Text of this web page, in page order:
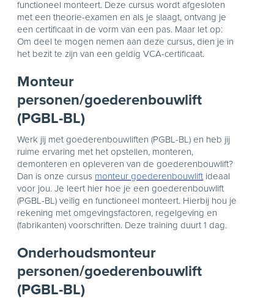
functioneel monteert. Deze cursus wordt afgesloten
met een theorie-examen en als je slaagt, ontvang je
een certificaat in de vorm van een pas. Maar let op:
Om deel te mogen nemen aan deze cursus, dien je in
het bezit te zijn van een geldig VCA-certificaat.
Monteur
personen/goederenbouwlift
(PGBL-BL)
Werk jij met goederenbouwliften (PGBL-BL) en heb jij
ruime ervaring met het opstellen, monteren,
demonteren en opleveren van de goederenbouwlift?
Dan is onze cursus monteur goederenbouwlift ideaal
voor jou. Je leert hier hoe je een goederenbouwlift
(PGBL-BL) veilig en functioneel monteert. Hierbij hou je
rekening met omgevingsfactoren, regelgeving en
(fabrikanten) voorschriften. Deze training duurt 1 dag.
Onderhoudsmonteur
personen/goederenbouwlift
(PGBL-BL)